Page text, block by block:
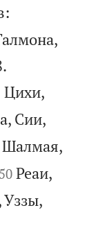
Цихи,
Сии,
Шалмая,


50 Реаи,
Уззы,